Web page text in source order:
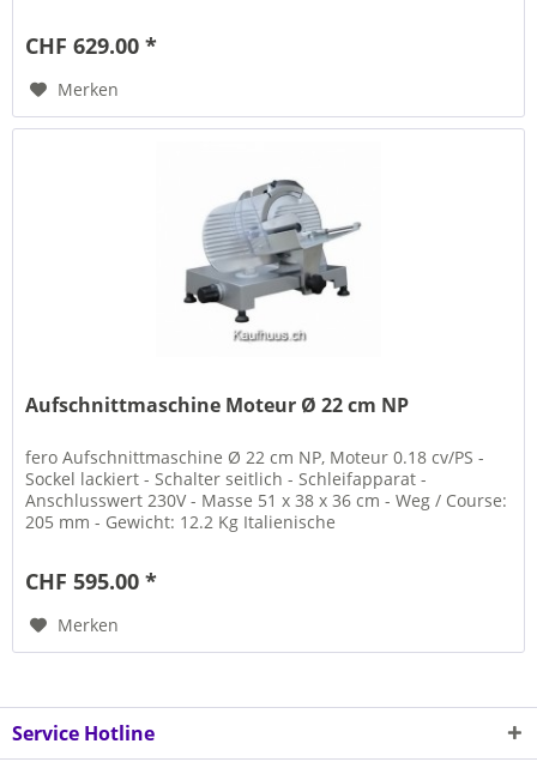
CHF 629.00 *
Merken
Aufschnittmaschine Moteur Ø 22 cm NP
fero Aufschnittmaschine Ø 22 cm NP, Moteur 0.18 cv/PS -
Sockel lackiert - Schalter seitlich - Schleifapparat -
Anschlusswert 230V - Masse 51 x 38 x 36 cm - Weg / Course:
205 mm - Gewicht: 12.2 Kg Italienische
CHF 595.00 *
Merken
Service Hotline